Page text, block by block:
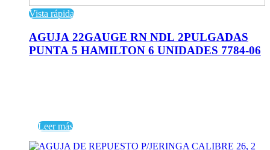
Vista rápida
AGUJA 22GAUGE RN NDL 2PULGADAS
PUNTA 5 HAMILTON 6 UNIDADES 7784-06
Leer más